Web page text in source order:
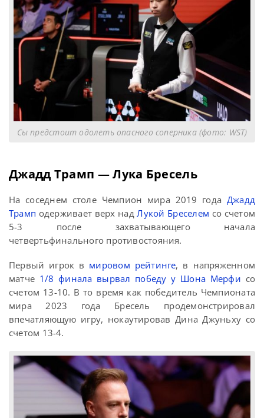
Сы предстоит одолеть опасного соперника (фото: WST)
Джадд Трамп — Лука Бресель
На соседнем столе Чемпион мира 2019 года Джадд
Трамп одерживает верх надЛукой Бреселем со счетом
5-3 после захватывающего начала
четвертьфинального противостояния.
Первый игрок в мировом рейтинге, в напряженном
матче 1/8 финала вырвал победу у Шона Мерфи со
счетом 13-10. В то время как победитель Чемпионата
мира 2023 года Бресель продемонстрировал
впечатляющую игру, нокаутировав Дина Джуньху со
счетом 13-4.